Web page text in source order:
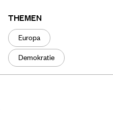
THEMEN
Europa
Demokratie